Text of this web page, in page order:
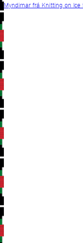
Myndirnar frá Knitting on Ice